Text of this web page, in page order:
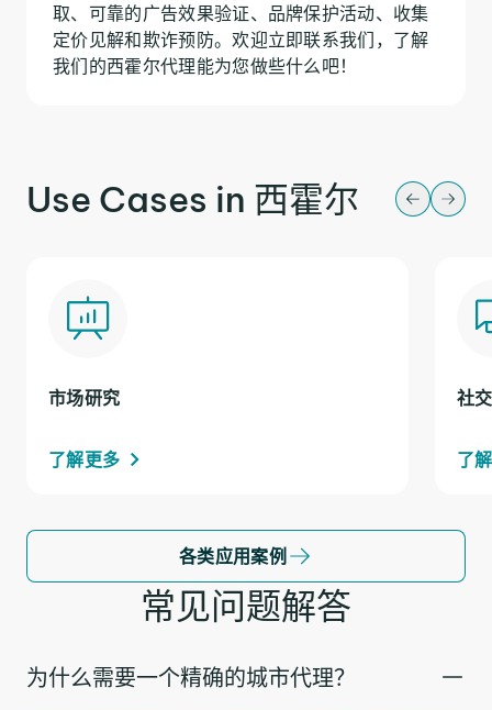
取、可靠的广告效果验证、品牌保护活动、收集
定价见解和欺诈预防。欢迎立即联系我们，了解
我们的西霍尔代理能为您做些什么吧！
Use Cases in 西霍尔
市场研究
了解更多
社
了
各类应用案例
常见问题解答
为什么需要一个精确的城市代理？